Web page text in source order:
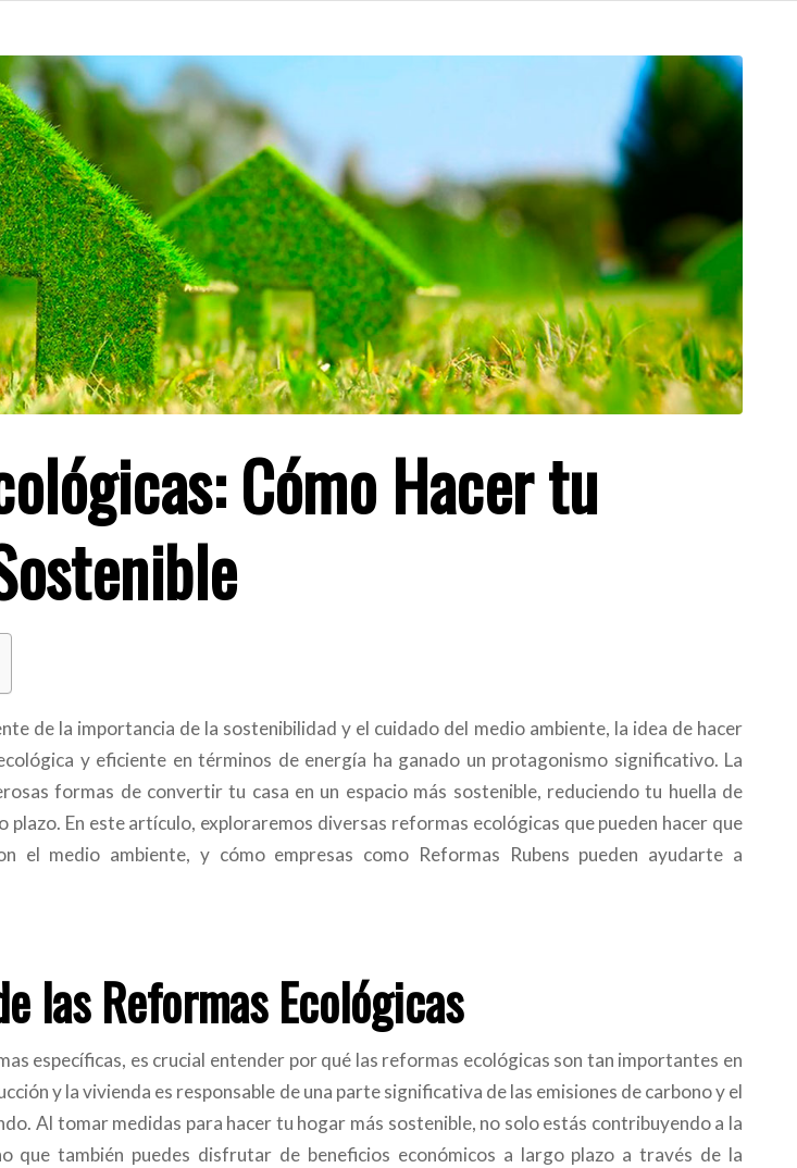
Cómo Hacer tu
de la importancia de la sostenibilidad y el cuidado del medio ambiente, la idea de hacer
y eficiente en términos de energía ha ganado un protagonismo significativo. La
formas de convertir tu casa en un espacio más sostenible, reduciendo tu huella de
En este artículo, exploraremos diversas reformas ecológicas que pueden hacer que
el medio ambiente, y cómo empresas como Reformas Rubens pueden ayudarte a
las Reformas Ecológicas
específicas, es crucial entender por qué las reformas ecológicas son tan importantes en
y la vivienda es responsable de una parte significativa de las emisiones de carbono y el
Al tomar medidas para hacer tu hogar más sostenible, no solo estás contribuyendo a la
que también puedes disfrutar de beneficios económicos a largo plazo a través de la